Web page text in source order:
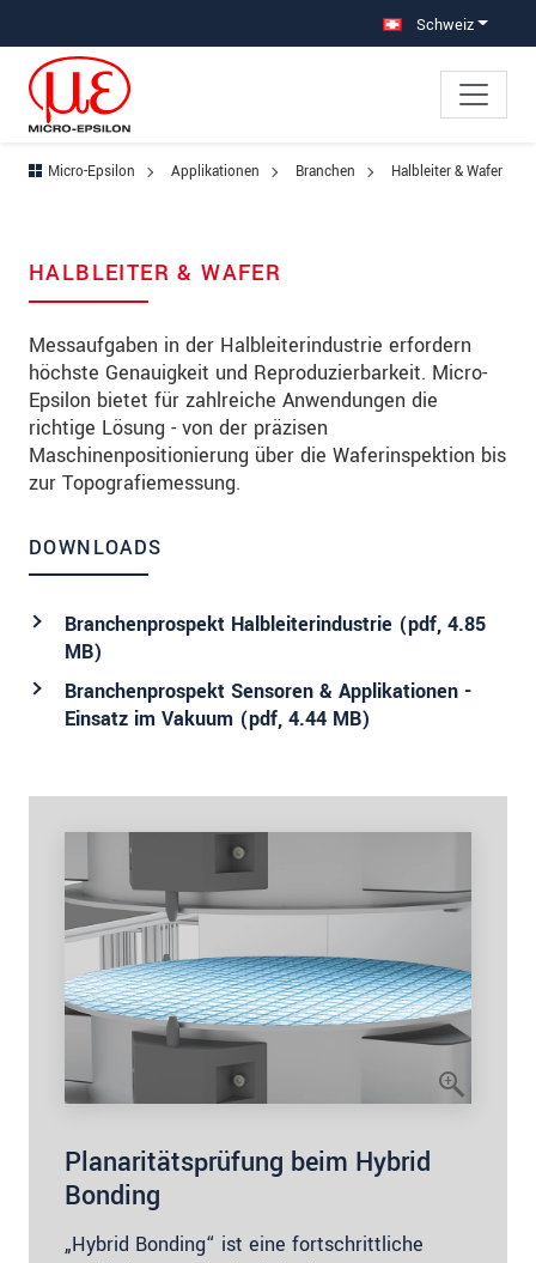
Schweiz
Micro-Epsilon Applikationen Branchen Halbleiter & Wafer
HALBLEITER & WAFER
Messaufgaben in der Halbleiterindustrie erfordern
höchste Genauigkeit und Reproduzierbarkeit. Micro-
Epsilon bietet für zahlreiche Anwendungen die
richtige Lösung - von der präzisen
Maschinenpositionierung über die Waferinspektion bis
zur Topografiemessung.
DOWNLOADS
Branchenprospekt Halbleiterindustrie (pdf, 4.85
MB)
Branchenprospekt Sensoren & Applikationen -
Einsatz im Vakuum (pdf, 4.44 MB)
Planaritätsprüfung beim Hybrid
Bonding
„Hybrid Bonding“ ist eine fortschrittliche